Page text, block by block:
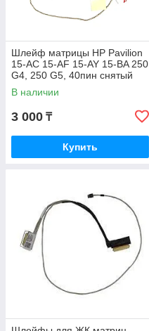
Шлейф матрицы HP Pavilion
15-AC 15-AF 15-AY 15-BA 250
G4, 250 G5, 40пин снятый
оригинал
В наличии
3 000 ₸
Купить